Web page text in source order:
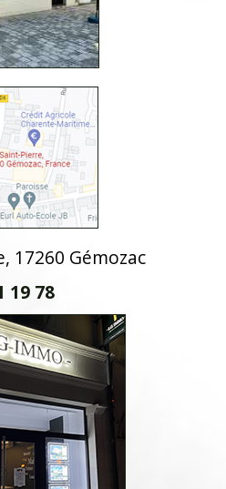
17260 Gémozac
19 78